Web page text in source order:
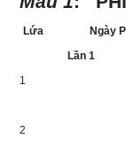
Lứa Ngày
Lần 1
1
2